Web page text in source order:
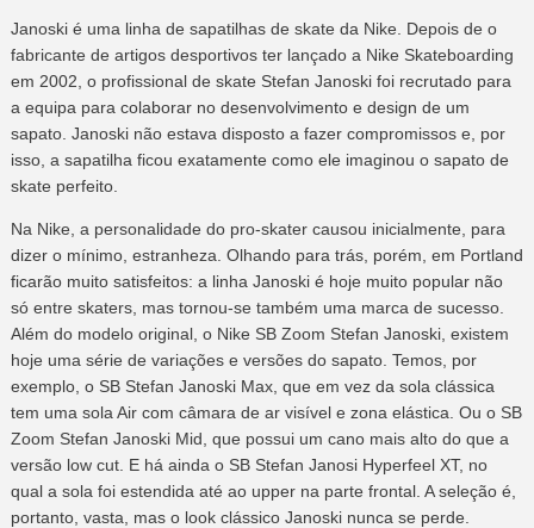
Janoski é uma linha de sapatilhas de skate da Nike. Depois de o
fabricante de artigos desportivos ter lançado a Nike Skateboarding
em 2002, o profissional de skate Stefan Janoski foi recrutado para
a equipa para colaborar no desenvolvimento e design de um
sapato. Janoski não estava disposto a fazer compromissos e, por
isso, a sapatilha ficou exatamente como ele imaginou o sapato de
skate perfeito.
Na Nike, a personalidade do pro-skater causou inicialmente, para
dizer o mínimo, estranheza. Olhando para trás, porém, em Portland
ficarão muito satisfeitos: a linha Janoski é hoje muito popular não
só entre skaters, mas tornou-se também uma marca de sucesso.
Além do modelo original, o Nike SB Zoom Stefan Janoski, existem
hoje uma série de variações e versões do sapato. Temos, por
exemplo, o SB Stefan Janoski Max, que em vez da sola clássica
tem uma sola Air com câmara de ar visível e zona elástica. Ou o SB
Zoom Stefan Janoski Mid, que possui um cano mais alto do que a
versão low cut. E há ainda o SB Stefan Janosi Hyperfeel XT, no
qual a sola foi estendida até ao upper na parte frontal. A seleção é,
portanto, vasta, mas o look clássico Janoski nunca se perde.